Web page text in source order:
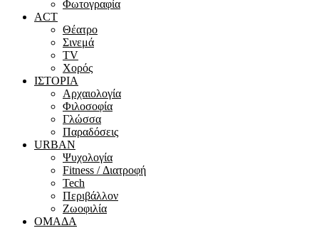
Φωτογραφία
ACT
Θέατρο
Σινεμά
ΤV
Χορός
ΙΣΤΟΡΙΑ
Αρχαιολογία
Φιλοσοφία
Γλώσσα
Παραδόσεις
URBAN
Ψυχολογία
Fitness / Διατροφή
Tech
Περιβάλλον
Ζωοφιλία
ΟΜΑΔΑ